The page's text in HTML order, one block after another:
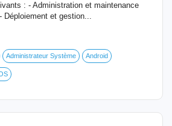
: - Administration et maintenance
Déploiement et gestion...
Administrateur Système Android